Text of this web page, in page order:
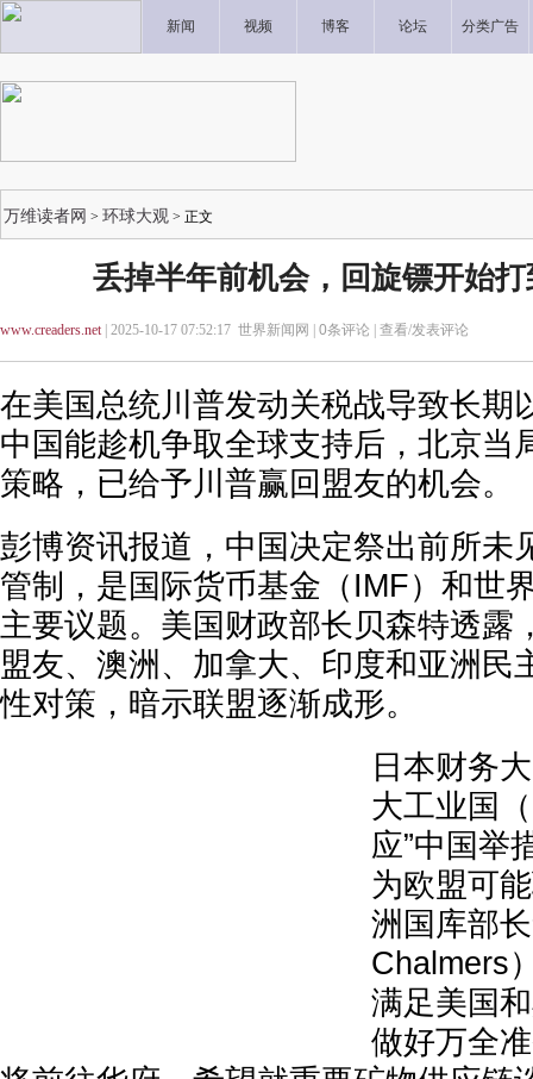
新闻 视频 博客 论坛 分类广告
万维读者网 > 环球大观 > 正文
丢掉半年前机会，回旋镖开始
www.creaders.net| 2025-10-17 07:52:17 世界新闻网 | 0条评论 | 查看/发表评论
在美国总统川普发动关税战导致长期
中国能趁机争取全球支持后，北京当
策略，已给予川普赢回盟友的机会。
彭博资讯报道，中国决定祭出前所未
管制，是国际货币基金（IMF）和世
主要议题。美国财政部长贝森特透露
盟友、澳洲、加拿大、印度和亚洲民
性对策，暗示联盟逐渐成形。
日本财务
大工业国
应”中国举
为欧盟可
洲国库部
Chalmers
满足美国
做好万全